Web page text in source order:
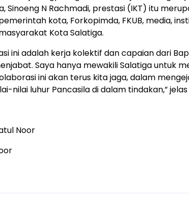
Sinoeng N Rachmadi, prestasi (IKT) itu
kota, Forkopimda, FKUB, media,
Kota Salatiga.
ini adalah kerja kolektif dan capaian dari
Saya hanya mewakili Salatiga untuk
ini akan terus kita jaga, dalam
nilai luhur Pancasila di dalam tindakan,” jelas
Noor